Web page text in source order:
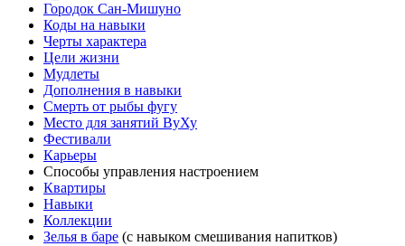
Городок Сан-Мишуно
Коды на навыки
Черты характера
Цели жизни
Мудлеты
Дополнения в навыки
Смерть от рыбы фугу
Место для занятий ВуХу
Фестивали
Карьеры
Способы управления настроением
Квартиры
Навыки
Коллекции
Зелья в баре (с навыком смешивания напитков)